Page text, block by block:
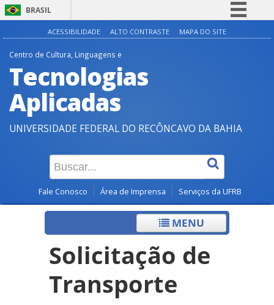
BRASIL
Simplifique!
Canais
ACESSIBILIDADE ALTO CONTRASTE MAPA DO SITE
Centro de Cultura, Linguagens e
Tecnologias
Aplicadas
UNIVERSIDADE FEDERAL DO RECÔNCAVO DA BAHIA
Fale Conosco Área de Imprensa Serviços da UFRB
MENU
Solicitação de
Transporte